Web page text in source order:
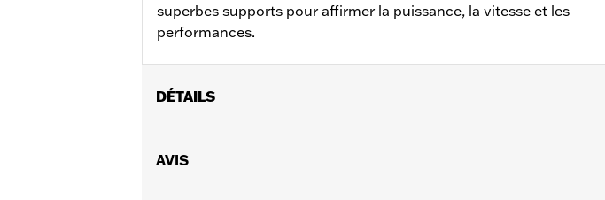
superbes supports pour affirmer la puissance, la vitesse et les
performances.
DÉTAILS
RA1250SE à partir de 2024.
AVIS